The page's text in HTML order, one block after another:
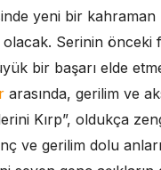
yeni bir
Serinin önceki
bir başarı elde
arasında, gerilim ve
Kırp”, oldukça
ve gerilim dolu